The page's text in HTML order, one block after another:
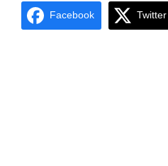
Facebook Twitter